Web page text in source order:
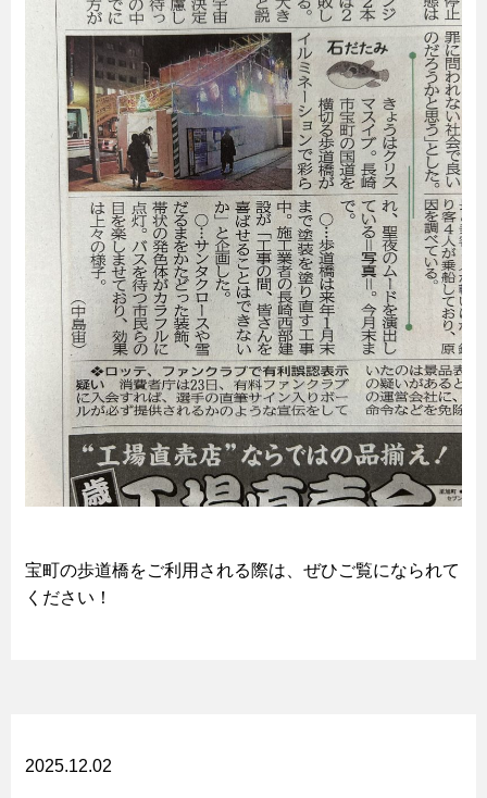
宝町の歩道橋をご利用される際は、ぜひご覧になられて
ください！
2025.12.02